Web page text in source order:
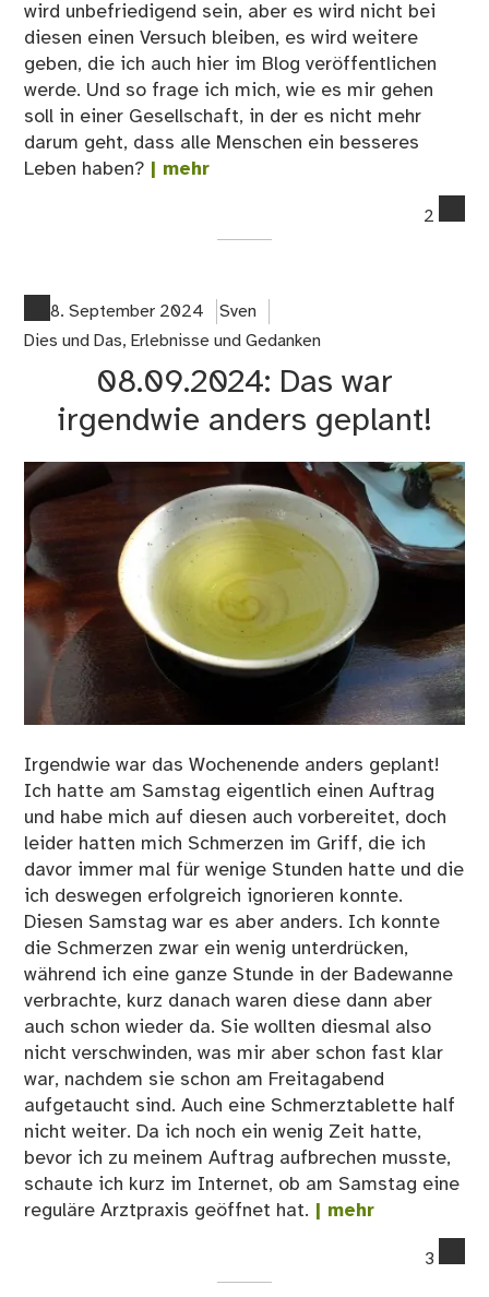
wird unbefriedigend sein, aber es wird nicht bei
diesen einen Versuch bleiben, es wird weitere
geben, die ich auch hier im Blog veröffentlichen
werde. Und so frage ich mich, wie es mir gehen
soll in einer Gesellschaft, in der es nicht mehr
darum geht, dass alle Menschen ein besseres
Leben haben? | mehr
2
8. September 2024
Sven
Dies und Das, Erlebnisse und Gedanken
08.09.2024: Das war
irgendwie anders geplant!
Irgendwie war das Wochenende anders geplant!
Ich hatte am Samstag eigentlich einen Auftrag
und habe mich auf diesen auch vorbereitet, doch
leider hatten mich Schmerzen im Griff, die ich
davor immer mal für wenige Stunden hatte und die
ich deswegen erfolgreich ignorieren konnte.
Diesen Samstag war es aber anders. Ich konnte
die Schmerzen zwar ein wenig unterdrücken,
während ich eine ganze Stunde in der Badewanne
verbrachte, kurz danach waren diese dann aber
auch schon wieder da. Sie wollten diesmal also
nicht verschwinden, was mir aber schon fast klar
war, nachdem sie schon am Freitagabend
aufgetaucht sind. Auch eine Schmerztablette half
nicht weiter. Da ich noch ein wenig Zeit hatte,
bevor ich zu meinem Auftrag aufbrechen musste,
schaute ich kurz im Internet, ob am Samstag eine
reguläre Arztpraxis geöffnet hat. | mehr
3